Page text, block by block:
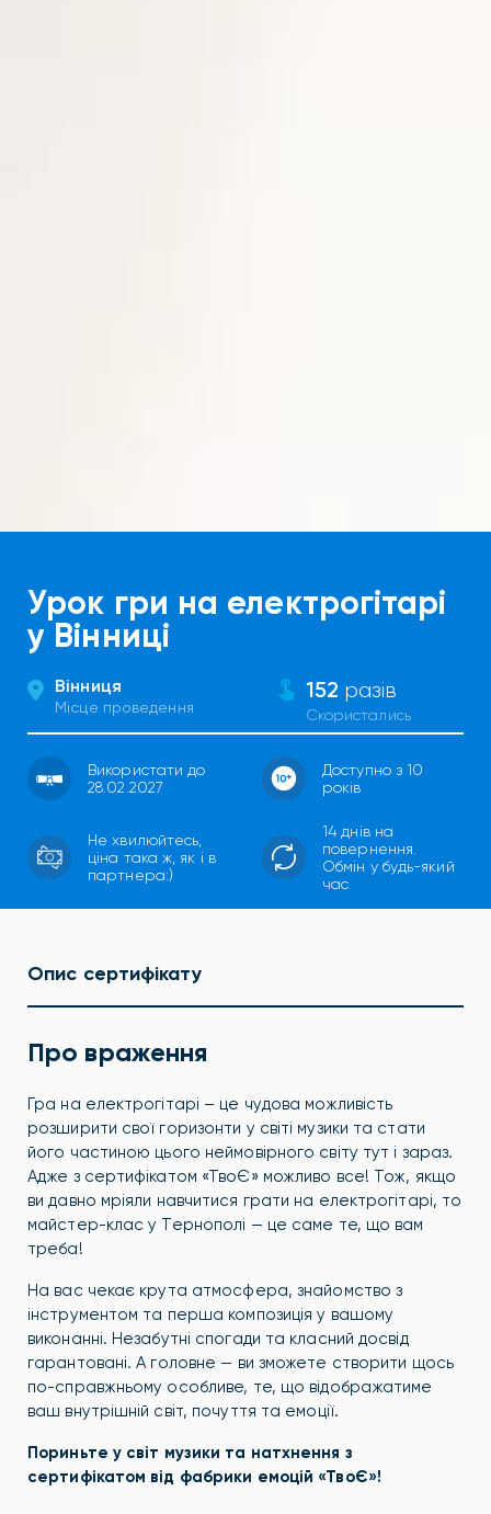
Урок гри на електрогітарі
у Вінниці
Вінниця
Місце проведення
152 разів
Скористались
Використати до
28.02.2027
Доступно з 10
років
Не хвилюйтесь,
ціна така ж, як і в
партнера:)
14 днів на
повернення.
Обмін у будь-який
час
Опис сертифікату
Про враження
Гра на електрогітарі – це чудова можливість
розширити свої горизонти у світі музики та стати
його частиною цього неймовірного світу тут і зараз.
Адже з сертифікатом «ТвоЄ» можливо все! Тож, якщо
ви давно мріяли навчитися грати на електрогітарі, то
майстер-клас у Тернополі — це саме те, що вам
треба!
На вас чекає крута атмосфера, знайомство з
інструментом та перша композиція у вашому
виконанні. Незабутні спогади та класний досвід
гарантовані. А головне — ви зможете створити щось
по-справжньому особливе, те, що відображатиме
ваш внутрішній світ, почуття та емоції.
Пориньте у світ музики та натхнення з
сертифікатом від фабрики емоцій «ТвоЄ»!